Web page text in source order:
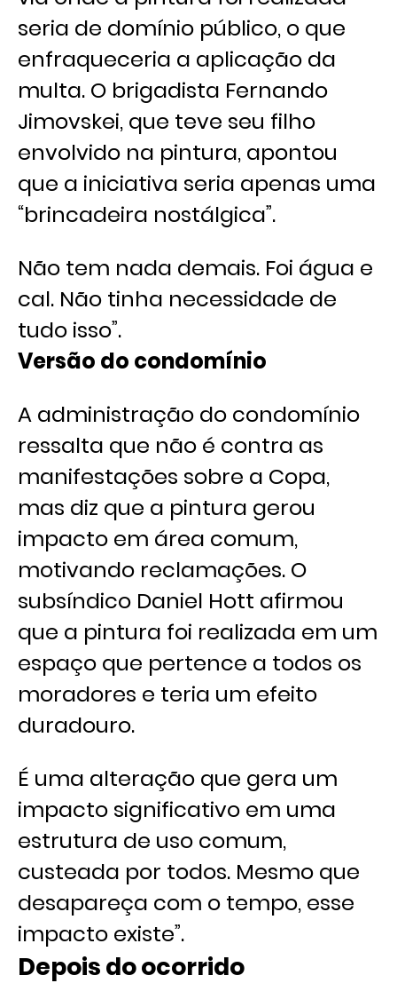
seria de domínio público, o que
enfraqueceria a aplicação da
multa. O brigadista Fernando
Jimovskei, que teve seu filho
envolvido na pintura, apontou
que a iniciativa seria apenas uma
“brincadeira nostálgica”.
Não tem nada demais. Foi água e
cal. Não tinha necessidade de
tudo isso”.
Versão do condomínio
A administração do condomínio
ressalta que não é contra as
manifestações sobre a Copa,
mas diz que a pintura gerou
impacto em área comum,
motivando reclamações. O
subsíndico Daniel Hott afirmou
que a pintura foi realizada em um
espaço que pertence a todos os
moradores e teria um efeito
duradouro.
É uma alteração que gera um
impacto significativo em uma
estrutura de uso comum,
custeada por todos. Mesmo que
desapareça com o tempo, esse
impacto existe”.
Depois do ocorrido